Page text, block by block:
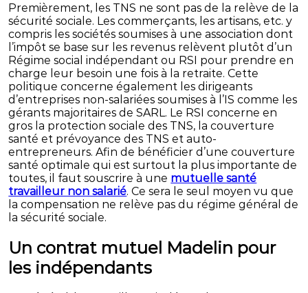
Premièrement, les TNS ne sont pas de la relève de la
sécurité sociale. Les commerçants, les artisans, etc. y
compris les sociétés soumises à une association dont
l’impôt se base sur les revenus relèvent plutôt d’un
Régime social indépendant ou RSI pour prendre en
charge leur besoin une fois à la retraite. Cette
politique concerne également les dirigeants
d’entreprises non-salariées soumises à l’IS comme les
gérants majoritaires de SARL. Le RSI concerne en
gros la protection sociale des TNS, la couverture
santé et prévoyance des TNS et auto-
entrepreneurs. Afin de bénéficier d’une couverture
santé optimale qui est surtout la plus importante de
toutes, il faut souscrire à une mutuelle santé
travailleur non salarié. Ce sera le seul moyen vu que
la compensation ne relève pas du régime général de
la sécurité sociale.
Un contrat mutuel Madelin pour
les indépendants